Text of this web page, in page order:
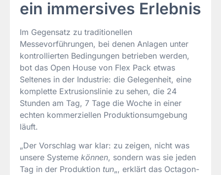
ein immersives Erlebnis
Im Gegensatz zu traditionellen
Messevorführungen, bei denen Anlagen unter
kontrollierten Bedingungen betrieben werden,
bot das Open House von Flex Pack etwas
Seltenes in der Industrie: die Gelegenheit, eine
komplette Extrusionslinie zu sehen, die 24
Stunden am Tag, 7 Tage die Woche in einer
echten kommerziellen Produktionsumgebung
läuft.
„Der Vorschlag war klar: zu zeigen, nicht was
unsere Systeme können, sondern was sie jeden
Tag in der Produktion tun„, erklärt das Octagon-